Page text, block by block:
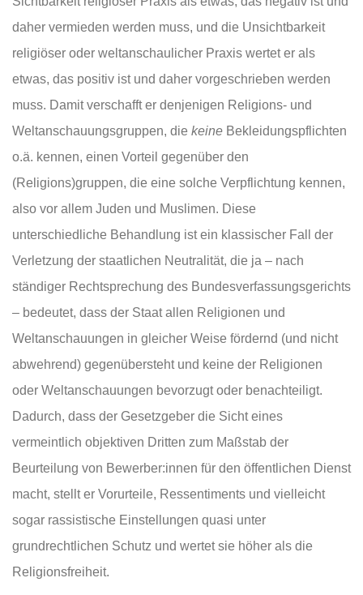
daher vermieden werden muss, und die Unsichtbarkeit
religiöser oder weltanschaulicher Praxis wertet er als
etwas, das positiv ist und daher vorgeschrieben werden
muss. Damit verschafft er denjenigen Religions- und
Weltanschauungsgruppen, die keine Bekleidungspflichten
o.ä. kennen, einen Vorteil gegenüber den
(Religions)gruppen, die eine solche Verpflichtung kennen,
also vor allem Juden und Muslimen. Diese
unterschiedliche Behandlung ist ein klassischer Fall der
Verletzung der staatlichen Neutralität, die ja – nach
ständiger Rechtsprechung des Bundesverfassungsgerichts
– bedeutet, dass der Staat allen Religionen und
Weltanschauungen in gleicher Weise fördernd (und nicht
abwehrend) gegenübersteht und keine der Religionen
oder Weltanschauungen bevorzugt oder benachteiligt.
Dadurch, dass der Gesetzgeber die Sicht eines
vermeintlich objektiven Dritten zum Maßstab der
Beurteilung von Bewerber:innen für den öffentlichen Dienst
macht, stellt er Vorurteile, Ressentiments und vielleicht
sogar rassistische Einstellungen quasi unter
grundrechtlichen Schutz und wertet sie höher als die
Religionsfreiheit.